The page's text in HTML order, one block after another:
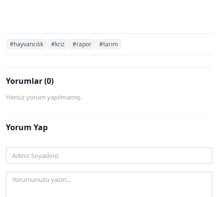
#hayvancılık #kriz #rapor #tarım
Yorumlar (0)
Henüz yorum yapılmamış.
Yorum Yap